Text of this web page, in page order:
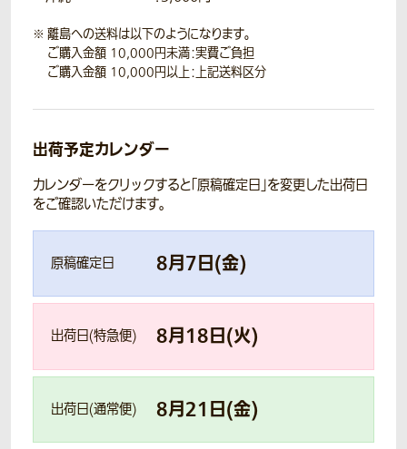
離島への送料は以下のようになります。
ご購入金額 10,000円未満：実費ご負担
ご購入金額 10,000円以上：上記送料区分
出荷予定カレンダー
カレンダーをクリックすると「原稿確定日」を変更した出荷日
をご確認いただけます。
原稿確定日 8月7日(金)
出荷日(特急便) 8月18日(火)
出荷日(通常便) 8月21 日(金)